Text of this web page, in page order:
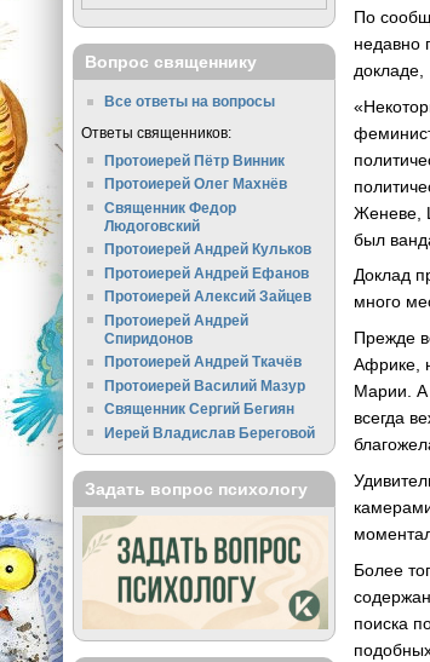
По
недавно
докладе,
Женеве,
был
Доклад
много
Прежде
Африке,
Марии. А
всегда
Более
поиска
Вопрос священнику
Все ответы на вопросы
Ответы священников:
Протоиерей Пётр Винник
Протоиерей Олег Махнёв
Священник Федор
Людоговский
Протоиерей Андрей Кульков
Протоиерей Андрей Ефанов
Протоиерей Алексий Зайцев
Протоиерей Андрей
Спиридонов
Протоиерей Андрей Ткачёв
Протоиерей Василий Мазур
Священник Сергий Бегиян
Иерей Владислав Береговой
Задать вопрос психологу